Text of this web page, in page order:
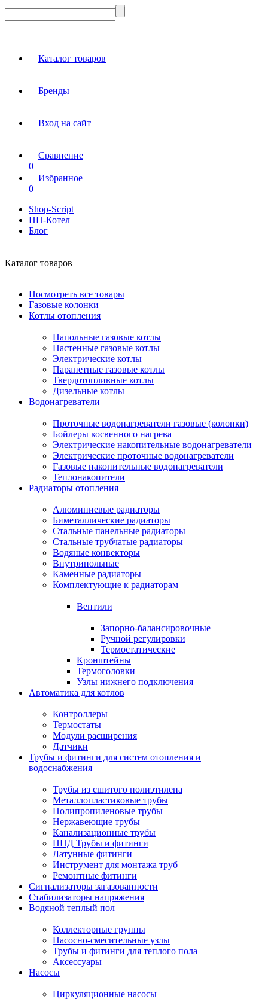
Каталог товаров
Бренды
Вход на сайт
Сравнение
0
Избранное
0
Shop-Script
НН-Котел
Блог
Каталог товаров
Посмотреть все товары
Газовые колонки
Котлы отопления
Напольные газовые котлы
Настенные газовые котлы
Электрические котлы
Парапетные газовые котлы
Твердотопливные котлы
Дизельные котлы
Водонагреватели
Проточные водонагреватели газовые (колонки)
Бойлеры косвенного нагрева
Электрические накопительные водонагреватели
Электрические проточные водонагреватели
Газовые накопительные водонагреватели
Теплонакопители
Радиаторы отопления
Алюминиевые радиаторы
Биметаллические радиаторы
Стальные панельные радиаторы
Стальные трубчатые радиаторы
Водяные конвекторы
Внутрипольные
Каменные радиаторы
Комплектующие к радиаторам
Вентили
Запорно-балансировочные
Ручной регулировки
Термостатические
Кронштейны
Термоголовки
Узлы нижнего подключения
Автоматика для котлов
Контроллеры
Термостаты
Модули расширения
Датчики
Трубы и фитинги для систем отопления и
водоснабжения
Трубы из сшитого полиэтилена
Металлопластиковые трубы
Полипропиленовые трубы
Нержавеющие трубы
Канализационные трубы
ПНД Трубы и фитинги
Латунные фитинги
Инструмент для монтажа труб
Ремонтные фитинги
Сигнализаторы загазованности
Стабилизаторы напряжения
Водяной теплый пол
Коллекторные группы
Насосно-смесительные узлы
Трубы и фитинги для теплого пола
Аксессуары
Насосы
Циркуляционные насосы